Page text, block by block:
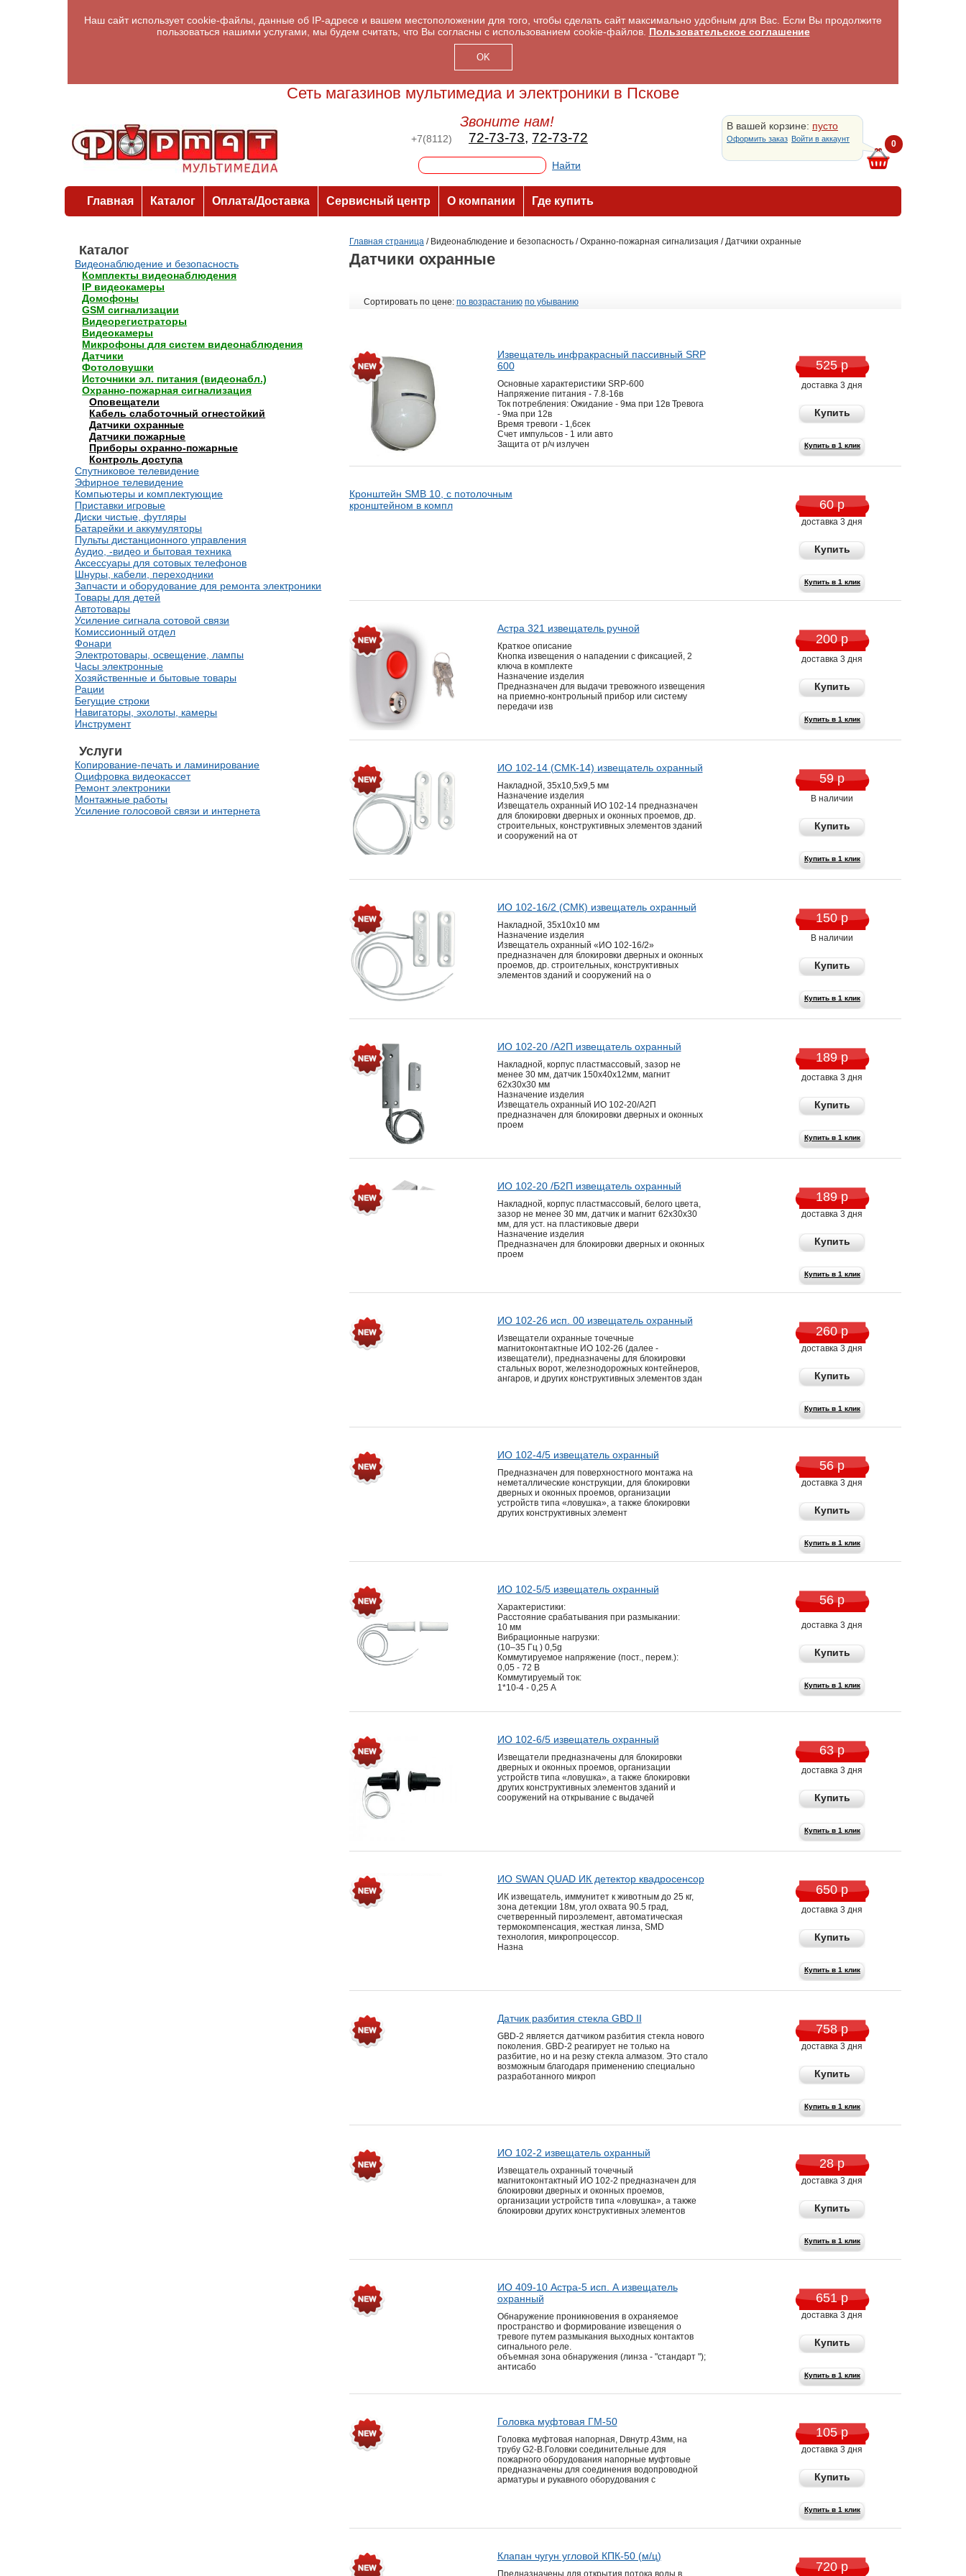
Наш сайт использует cookie-файлы, данные об IP-адресе и вашем местоположении для того, чтобы сделать сайт максимально удобным для Вас. Если Вы продолжите
пользоваться нашими услугами, мы будем считать, что Вы согласны с использованием cookie-файлов. Пользовательское соглашение
OK
Сеть магазинов мультимедиа и электроники в Пскове
Звоните нам!
+7(8112) 72-73-73, 72-73-72
В вашей корзине: пусто
Оформить заказ Войти в аккаунт 0
Главная Каталог Оплата/Доставка Сервисный центр О компании Где купить
Каталог
Видеонаблюдение и безопасность
Комплекты видеонаблюдения
IP видеокамеры
Домофоны
GSM сигнализации
Видеорегистраторы
Видеокамеры
Микрофоны для систем видеонаблюдения
Датчики
Фотоловушки
Источники эл. питания (видеонабл.)
Охранно-пожарная сигнализация
Оповещатели
Кабель слаботочный огнестойкий
Датчики охранные
Датчики пожарные
Приборы охранно-пожарные
Контроль доступа
Спутниковое телевидение
Эфирное телевидение
Компьютеры и комплектующие
Приставки игровые
Диски чистые, футляры
Батарейки и аккумуляторы
Пульты дистанционного управления
Аудио, -видео и бытовая техника
Аксессуары для сотовых телефонов
Шнуры, кабели, переходники
Запчасти и оборудование для ремонта электроники
Товары для детей
Автотовары
Усиление сигнала сотовой связи
Комиссионный отдел
Фонари
Электротовары, освещение, лампы
Часы электронные
Хозяйственные и бытовые товары
Рации
Бегущие строки
Навигаторы, эхолоты, камеры
Инструмент
Услуги
Копирование-печать и ламинирование
Оцифровка видеокассет
Ремонт электроники
Монтажные работы
Усиление голосовой связи и интернета
Главная страница/ Видеонаблюдение и безопасность/Охранно-пожарная сигнализация /Датчики охранные
Датчики охранные
Сортировать по цене: по возрастанию по убыванию
Извещатель инфракрасный пассивный SRP
600
Основные характеристики SRP-600
Напряжение питания - 7.8-16в
Ток потребления: Ожидание - 9ма при 12в Тревога
- 9ма при 12в
Время тревоги - 1,6сек
Счет импульсов - 1 или авто
Защита от р/ч излучен
525 р
доставка 3 дня
Купить
Купить в 1 клик
Кронштейн SMB 10, с потолочным
кронштейном в компл
60 р
доставка 3 дня
Купить
Купить в 1 клик
Астра 321 извещатель ручной
Краткое описание
Кнопка извещения о нападении с фиксацией, 2
ключа в комплекте
Назначение изделия
Предназначен для выдачи тревожного извещения
на приемно-контрольный прибор или систему
передачи изв
200 р
доставка 3 дня
Купить
Купить в 1 клик
ИО 102-14 (СМК-14) извещатель охранный
Накладной, 35х10,5х9,5 мм
Назначение изделия
Извещатель охранный ИО 102-14 предназначен
для блокировки дверных и оконных проемов, др.
строительных, конструктивных элементов зданий
и сооружений на от
59 р
В наличии
Купить
Купить в 1 клик
ИО 102-16/2 (СМК) извещатель охранный
Накладной, 35х10х10 мм
Назначение изделия
Извещатель охранный «ИО 102-16/2»
предназначен для блокировки дверных и оконных
проемов, др. строительных, конструктивных
элементов зданий и сооружений на о
150 р
В наличии
Купить
Купить в 1 клик
ИО 102-20 /А2П извещатель охранный
Накладной, корпус пластмассовый, зазор не
менее 30 мм, датчик 150х40х12мм, магнит
62х30х30 мм
Назначение изделия
Извещатель охранный ИО 102-20/А2П
предназначен для блокировки дверных и оконных
проем
189 р
доставка 3 дня
Купить
Купить в 1 клик
ИО 102-20 /Б2П извещатель охранный
Накладной, корпус пластмассовый, белого цвета,
зазор не менее 30 мм, датчик и магнит 62х30х30
мм, для уст. на пластиковые двери
Назначение изделия
Предназначен для блокировки дверных и оконных
проем
189 р
доставка 3 дня
Купить
Купить в 1 клик
ИО 102-26 исп. 00 извещатель охранный
Извещатели охранные точечные
магнитоконтактные ИО 102-26 (далее -
извещатели), предназначены для блокировки
стальных ворот, железнодорожных контейнеров,
ангаров, и других конструктивных элементов здан
260 р
доставка 3 дня
Купить
Купить в 1 клик
ИО 102-4/5 извещатель охранный
Предназначен для поверхностного монтажа на
неметаллические конструкции, для блокировки
дверных и оконных проемов, организации
устройств типа «ловушка», а также блокировки
других конструктивных элемент
56 р
доставка 3 дня
Купить
Купить в 1 клик
ИО 102-5/5 извещатель охранный
Характеристики:
Расстояние срабатывания при размыкании:
10 мм
Вибрационные нагрузки:
(10–35 Гц ) 0,5g
Коммутируемое напряжение (пост., перем.):
0,05 - 72 В
Коммутируемый ток:
1*10-4 - 0,25 А
56 р
доставка 3 дня
Купить
Купить в 1 клик
ИО 102-6/5 извещатель охранный
Извещатели предназначены для блокировки
дверных и оконных проемов, организации
устройств типа «ловушка», а также блокировки
других конструктивных элементов зданий и
сооружений на открывание с выдачей
63 р
доставка 3 дня
Купить
Купить в 1 клик
ИО SWAN QUAD ИК детектор квадросенсор
ИК извещатель, иммунитет к животным до 25 кг,
зона детекции 18м, угол охвата 90.5 град,
счетверенный пироэлемент, автоматическая
термокомпенсация, жесткая линза, SMD
технология, микропроцессор.
Назна
650 р
доставка 3 дня
Купить
Купить в 1 клик
Датчик разбития стекла GBD II
GBD-2 является датчиком разбития стекла нового
поколения. GBD-2 реагирует не только на
разбитие, но и на резку стекла алмазом. Это стало
возможным благодаря применению специально
разработанного микроп
758 р
доставка 3 дня
Купить
Купить в 1 клик
ИО 102-2 извещатель охранный
Извещатель охранный точечный
магнитоконтактный ИО 102-2 предназначен для
блокировки дверных и оконных проемов,
организации устройств типа «ловушка», а также
блокировки других конструктивных элементов
28 р
доставка 3 дня
Купить
Купить в 1 клик
ИО 409-10 Астра-5 исп. А извещатель
охранный
Обнаружение проникновения в охраняемое
пространство и формирование извещения о
тревоге путем размыкания выходных контактов
сигнального реле.
объемная зона обнаружения (линза - "стандарт ");
антисабо
651 р
доставка 3 дня
Купить
Купить в 1 клик
Головка муфтовая ГМ-50
Головка муфтовая напорная, Dвнутр.43мм, на
трубу G2-B.Головки соединительные для
пожарного оборудования напорные муфтовые
предназначены для соединения водопроводной
арматуры и рукавного оборудования с
105 р
доставка 3 дня
Купить
Купить в 1 клик
Клапан чугун угловой КПК-50 (м/ц)
720 р